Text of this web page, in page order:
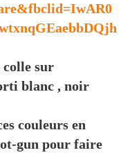
sur
blanc , noir
couleurs en
gun pour faire